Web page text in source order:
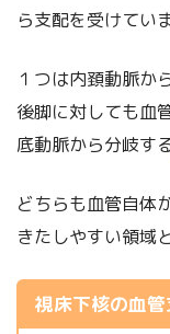
ら支配を受けてい
１つは内頚動脈か
後脚に対しても血
底動脈から分岐す
どちらも血管自体
きたしやすい領域
視床下核の血